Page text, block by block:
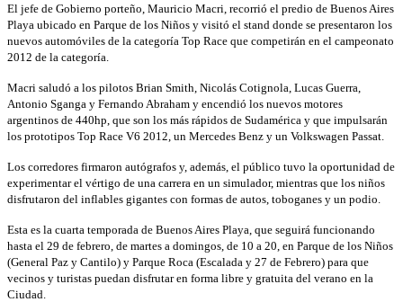
El jefe de Gobierno porteño, Mauricio Macri, recorrió el predio de Buenos Aires
Playa ubicado en Parque de los Niños y visitó el stand donde se presentaron los
nuevos automóviles de la categoría Top Race que competirán en el campeonato
2012 de la categoría.
Macri saludó a los pilotos Brian Smith, Nicolás Cotignola, Lucas Guerra,
Antonio Sganga y Fernando Abraham y encendió los nuevos motores
argentinos de 440hp, que son los más rápidos de Sudamérica y que impulsarán
los prototipos Top Race V6 2012, un Mercedes Benz y un Volkswagen Passat.
Los corredores firmaron autógrafos y, además, el público tuvo la oportunidad de
experimentar el vértigo de una carrera en un simulador, mientras que los niños
disfrutaron del inflables gigantes con formas de autos, toboganes y un podio.
Esta es la cuarta temporada de Buenos Aires Playa, que seguirá funcionando
hasta el 29 de febrero, de martes a domingos, de 10 a 20, en Parque de los Niños
(General Paz y Cantilo) y Parque Roca (Escalada y 27 de Febrero) para que
vecinos y turistas puedan disfrutar en forma libre y gratuita del verano en la
Ciudad.